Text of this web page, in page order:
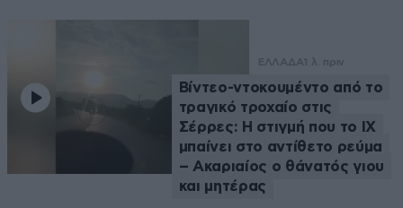
ΕΛΛΑΔΑ 1 λ. πριν
Βίντεο-ντοκουμέντο από το
τραγικό τροχαίο στις
Σέρρες: Η στιγμή που το ΙΧ
μπαίνει στο αντίθετο ρεύμα
– Ακαριαίος ο θάνατός γιου
και μητέρας